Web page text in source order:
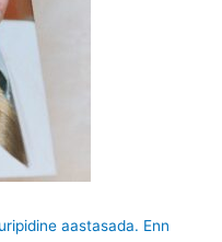
aastasada. Enn